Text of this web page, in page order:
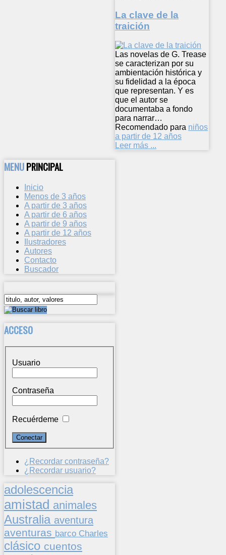
La clave de la
traición
Las novelas de G. Trease
se caracterizan por su
ambientación histórica y
su fidelidad a la época
que representan. Y es
que el autor se
documentaba a fondo
para narrar…
Recomendado para niños
a partir de 12 años
Leer más ...
MENUPRINCIPAL
Inicio
Menos de 3 años
A partir de 3 años
A partir de 6 años
A partir de 9 años
A partir de 12 años
Ilustradores
Autores
Contacto
Buscador
ACCESO
Usuario
Contraseña
Recuérdeme
¿Recordar contraseña?
¿Recordar usuario?
adolescencia
amistad animales
Australia aventura
aventuras barco Charles
clásico cuentos